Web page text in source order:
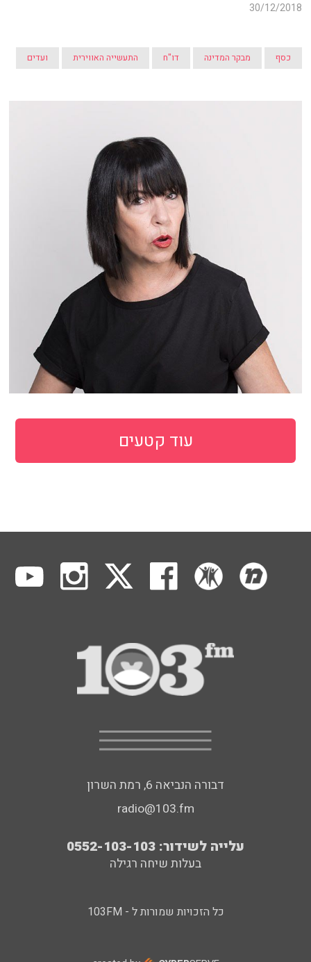
30/12/2018
כסף מבקר המדינה דו"ח התעשייה האווירית ועדים
עוד קטעים
דבורה הנביאה 6, רמת השרון
radio@103.fm
עלייה לשידור: 0552-103-103
בעלות שיחה רגילה
כל הזכויות שמורות ל - 103FM